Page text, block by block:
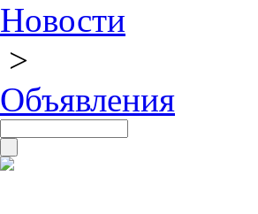
Новости
>
Объявления